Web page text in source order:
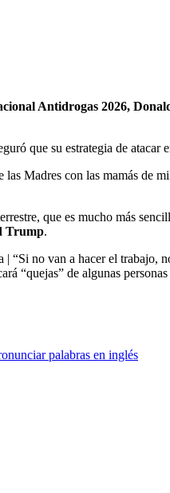
Antidrogas 2026,
que su estrategia de atacar
Madres con las mamás de
que es mucho más
Trump.
“Si no van a hacer el trabajo,
“quejas” de algunas
palabras en inglés